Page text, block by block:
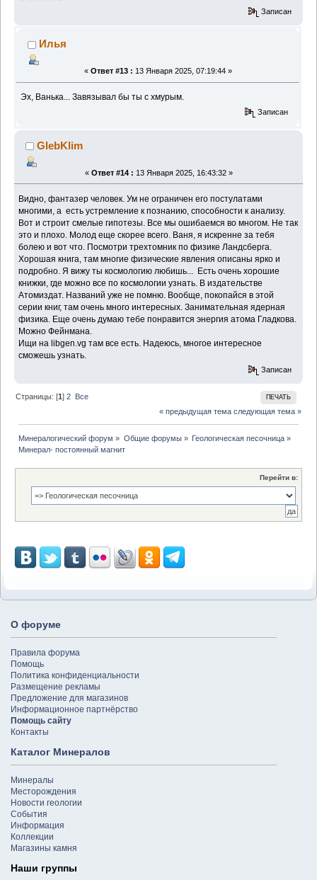
Записан
Илья
« Ответ #13 : 13 Января 2025, 07:19:44 »
Эх, Ванька... Завязывал бы ты с хмурым.
Записан
GlebKlim
« Ответ #14 : 13 Января 2025, 16:43:32 »
Видно, фантазер человек. Ум не ограничен его постулатами
многими, а есть устремление к познанию, способности к анализу.
Вот и строит смелые гипотезы. Все мы ошибаемся во многом. Не так
это и плохо. Молод еще скорее всего. Ваня, я искренне за тебя
болею и вот что. Посмотри трехтомник по физике Ландсберга.
Хорошая книга, там многие физические явления описаны ярко и
подробно. Я вижу ты космологию любишь... Есть очень хорошие
книжки, где можно все по космологии узнать. В издательстве
Атомиздат. Названий уже не помню. Вообще, покопайся в этой
серии книг, там очень много интересных. Занимательная ядерная
физика. Еще очень думаю тебе понравится энергия атома Гладкова.
Можно Фейнмана.
Ищи на libgen.vg там все есть. Надеюсь, многое интересное
сможешь узнать.
Записан
ПЕЧАТЬ
Страницы: [1]2 Все
« предыдущая тема следующая тема »
Минералогический форум » Общие форумы» Геологическая песочница»
Минерал- постоянный магнит
Перейти в:
О форуме
Правила форума
Помощь
Политика конфиденциальности
Размещение рекламы
Предложение для магазинов
Информационное партнёрство
Помощь сайту
Контакты
Каталог Минералов
Минералы
Месторождения
Новости геологии
События
Информация
Коллекции
Магазины камня
Наши группы